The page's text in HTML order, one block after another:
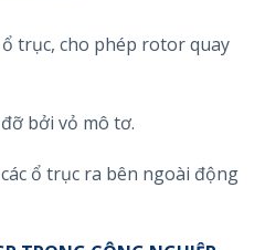
trục, cho phép rotor quay
bởi vỏ mô tơ.
ổ trục ra bên ngoài động